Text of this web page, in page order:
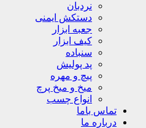
نردبان
دستکش ایمنی
جعبه ابزار
کیف ابزار
سنباده
پد پولیش
پیچ و مهره
میخ و میخ پرچ
انواع چسب
تماس باما
درباره ما